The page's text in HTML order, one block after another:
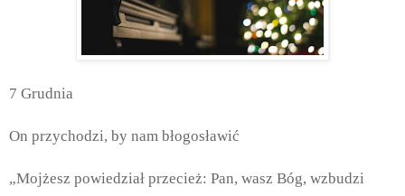
7 Grudnia
On przychodzi, by nam błogosławić
„Mojżesz powiedział przecież: Pan, wasz Bóg, wzbudzi